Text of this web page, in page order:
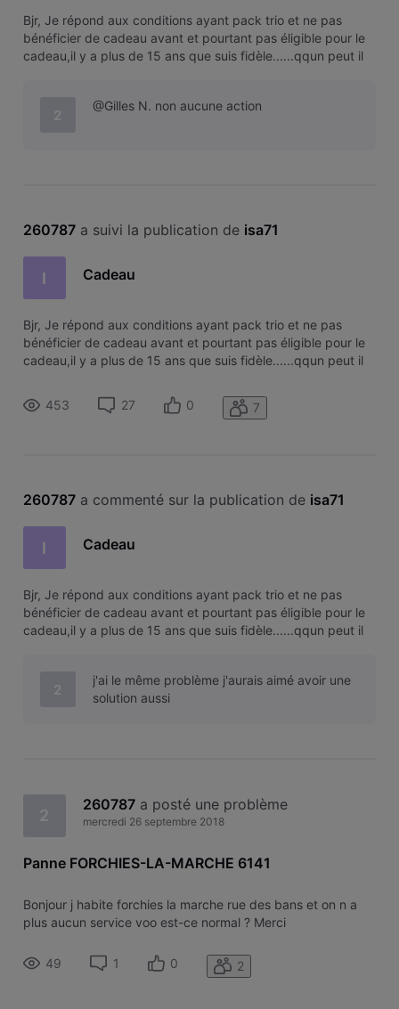
Bjr, Je répond aux conditions ayant pack trio et ne pas
bénéficier de cadeau avant et pourtant pas éligible pour le
cadeau,il y a plus de 15 ans que suis fidèle......qqun peut il
2
@Gilles N. non aucune action
260787 a suivi la publication de isa71
I Cadeau
Bjr, Je répond aux conditions ayant pack trio et ne pas
bénéficier de cadeau avant et pourtant pas éligible pour le
cadeau,il y a plus de 15 ans que suis fidèle......qqun peut il
453
27 0 7
260787 a commenté sur la publication de isa71
I Cadeau
Bjr, Je répond aux conditions ayant pack trio et ne pas
bénéficier de cadeau avant et pourtant pas éligible pour le
cadeau,il y a plus de 15 ans que suis fidèle......qqun peut il
2
j'ai le même problème j'aurais aimé avoir une
solution aussi
2
260787 a posté une problème
mercredi 26 septembre 2018
Panne FORCHIES-LA-MARCHE 6141
Bonjour j habite forchies la marche rue des bans et on n a
plus aucun service voo est-ce normal ? Merci
49 1 0 2